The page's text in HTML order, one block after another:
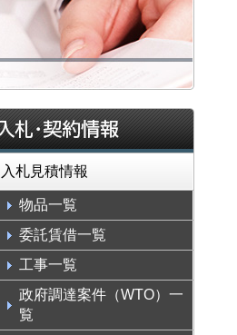
入札見積情報
物品一覧
委託賃借一覧
工事一覧
政府調達案件（WTO）一
覧